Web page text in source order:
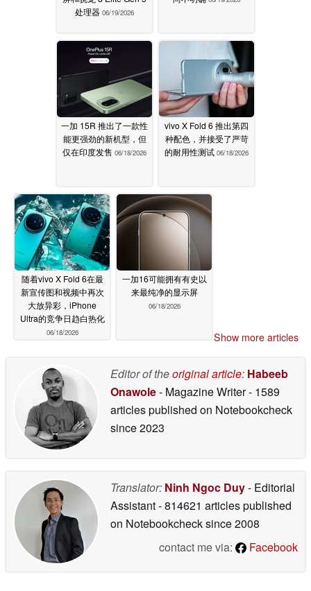
处理器 06/19/2026
一加 15R 推出了一款性
能更强劲的新机型，但
仅在印度发售 06/18/2026
vivo X Fold 6 推出第四
种配色，并接受了严苛
的耐用性测试 06/18/2026
随着vivo X Fold 6在最
新宣传图和视频中再次
大放异彩，iPhone
Ultra的竞争日趋白热化
06/18/2026
一加16可能拥有有史以
来最纯净的显示屏
06/18/2026
Show more articles
Editor of theoriginal article: Habeeb
Onawole- Magazine Writer- 1589
articles published on Notebookcheck
since 2023
Translator: Ninh Ngoc Duy- Editorial
Assistant- 814621 articles published
on Notebookchecksince 2008
contact me via:
Facebook